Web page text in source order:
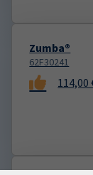
Zumba®
62F30241
114,00